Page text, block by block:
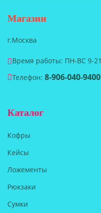
Магазин
г.Москва
Время работы: ПН-ВС 9-21
Телефон: 8-906-040-9400
Каталог
Кофры
Кейсы
Ложементы
Рюкзаки
Сумки